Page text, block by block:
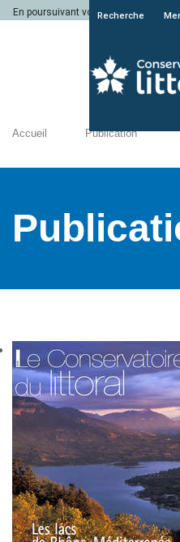
En poursuivant votre navigation sur
Recherche
Accueil Publication